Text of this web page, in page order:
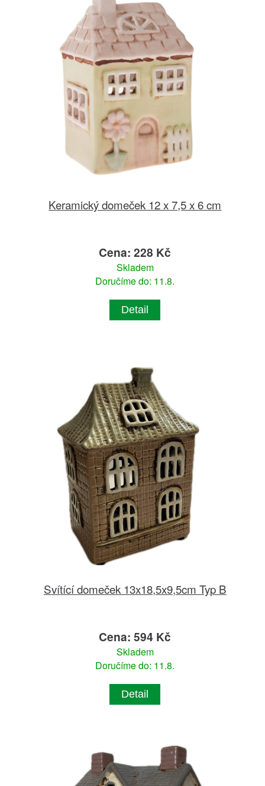
Keramický domeček 12 x 7,5 x 6 cm
Cena: 228 Kč
Skladem
Doručíme do: 11.8.
Detail
Svítící domeček 13x18,5x9,5cm Typ B
Cena: 594 Kč
Skladem
Doručíme do: 11.8.
Detail